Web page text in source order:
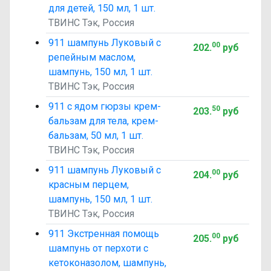
для детей, 150 мл, 1 шт.
ТВИНС Тэк, Россия
911 шампунь Луковый с
репейным маслом,
шампунь, 150 мл, 1 шт.
ТВИНС Тэк, Россия
202.00руб
911 с ядом гюрзы крем-
бальзам для тела, крем-
бальзам, 50 мл, 1 шт.
ТВИНС Тэк, Россия
203.50руб
911 шампунь Луковый с
красным перцем,
шампунь, 150 мл, 1 шт.
ТВИНС Тэк, Россия
204.00руб
911 Экстренная помощь
шампунь от перхоти с
кетоконазолом, шампунь,
205.00руб